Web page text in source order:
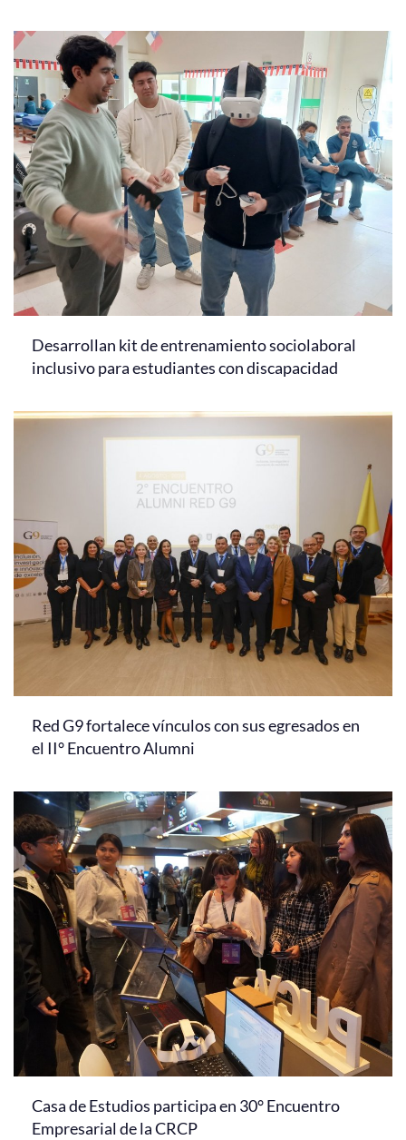
Desarrollan kit de entrenamiento sociolaboral
inclusivo para estudiantes con discapacidad
Red G9 fortalece vínculos con sus egresados en
el II° Encuentro Alumni
Casa de Estudios participa en 30° Encuentro
Empresarial de la CRCP